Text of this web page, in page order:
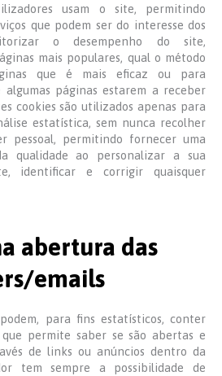
usam o site, permitindo
que podem ser do interesse dos
o desempenho do site,
mais populares, qual o método
que é mais eficaz ou para
páginas estarem a receber
cookies são utilizados apenas para
estatística, sem nunca recolher
pessoal, permitindo fornecer uma
qualidade ao personalizar a sua
identificar e corrigir quaisquer
abertura das
emails
para fins estatísticos, conter
permite saber se são abertas e
de links ou anúncios dentro da
tem sempre a possibilidade de